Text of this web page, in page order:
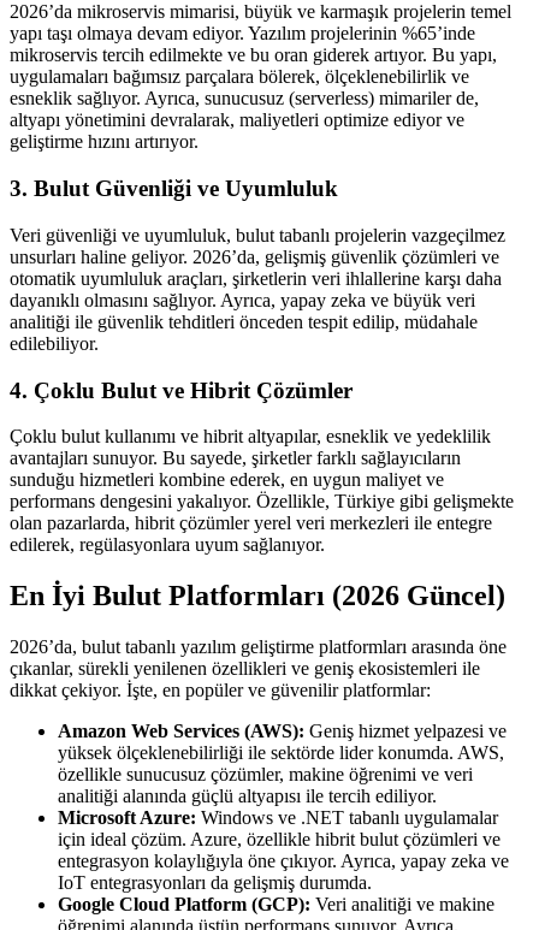
2026’da mikroservis mimarisi, büyük ve karmaşık projelerin temel
yapı taşı olmaya devam ediyor. Yazılım projelerinin %65’inde
mikroservis tercih edilmekte ve bu oran giderek artıyor. Bu yapı,
uygulamaları bağımsız parçalara bölerek, ölçeklenebilirlik ve
esneklik sağlıyor. Ayrıca, sunucusuz (serverless) mimariler de,
altyapı yönetimini devralarak, maliyetleri optimize ediyor ve
geliştirme hızını artırıyor.
3. Bulut Güvenliği ve Uyumluluk
Veri güvenliği ve uyumluluk, bulut tabanlı projelerin vazgeçilmez
unsurları haline geliyor. 2026’da, gelişmiş güvenlik çözümleri ve
otomatik uyumluluk araçları, şirketlerin veri ihlallerine karşı daha
dayanıklı olmasını sağlıyor. Ayrıca, yapay zeka ve büyük veri
analitiği ile güvenlik tehditleri önceden tespit edilip, müdahale
edilebiliyor.
4. Çoklu Bulut ve Hibrit Çözümler
Çoklu bulut kullanımı ve hibrit altyapılar, esneklik ve yedeklilik
avantajları sunuyor. Bu sayede, şirketler farklı sağlayıcıların
sunduğu hizmetleri kombine ederek, en uygun maliyet ve
performans dengesini yakalıyor. Özellikle, Türkiye gibi gelişmekte
olan pazarlarda, hibrit çözümler yerel veri merkezleri ile entegre
edilerek, regülasyonlara uyum sağlanıyor.
En İyi Bulut Platformları (2026 Güncel)
2026’da, bulut tabanlı yazılım geliştirme platformları arasında öne
çıkanlar, sürekli yenilenen özellikleri ve geniş ekosistemleri ile
dikkat çekiyor. İşte, en popüler ve güvenilir platformlar:
Amazon Web Services (AWS): Geniş hizmet yelpazesi ve
yüksek ölçeklenebilirliği ile sektörde lider konumda. AWS,
özellikle sunucusuz çözümler, makine öğrenimi ve veri
analitiği alanında güçlü altyapısı ile tercih ediliyor.
Microsoft Azure: Windows ve .NET tabanlı uygulamalar
için ideal çözüm. Azure, özellikle hibrit bulut çözümleri ve
entegrasyon kolaylığıyla öne çıkıyor. Ayrıca, yapay zeka ve
IoT entegrasyonları da gelişmiş durumda.
Google Cloud Platform (GCP): Veri analitiği ve makine
öğrenimi alanında üstün performans sunuyor. Ayrıca,